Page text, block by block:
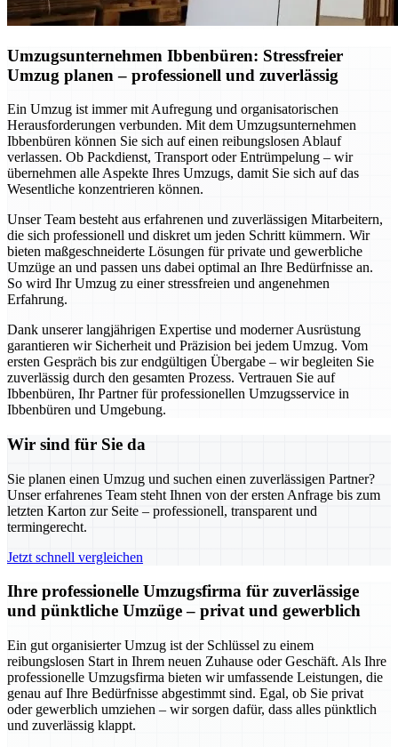
Umzugsunternehmen Ibbenbüren: Stressfreier
Umzug planen – professionell und zuverlässig
Ein Umzug ist immer mit Aufregung und organisatorischen
Herausforderungen verbunden. Mit dem Umzugsunternehmen
Ibbenbüren können Sie sich auf einen reibungslosen Ablauf
verlassen. Ob Packdienst, Transport oder Entrümpelung – wir
übernehmen alle Aspekte Ihres Umzugs, damit Sie sich auf das
Wesentliche konzentrieren können.
Unser Team besteht aus erfahrenen und zuverlässigen Mitarbeitern,
die sich professionell und diskret um jeden Schritt kümmern. Wir
bieten maßgeschneiderte Lösungen für private und gewerbliche
Umzüge an und passen uns dabei optimal an Ihre Bedürfnisse an.
So wird Ihr Umzug zu einer stressfreien und angenehmen
Erfahrung.
Dank unserer langjährigen Expertise und moderner Ausrüstung
garantieren wir Sicherheit und Präzision bei jedem Umzug. Vom
ersten Gespräch bis zur endgültigen Übergabe – wir begleiten Sie
zuverlässig durch den gesamten Prozess. Vertrauen Sie auf
Ibbenbüren, Ihr Partner für professionellen Umzugsservice in
Ibbenbüren und Umgebung.
Wir sind für Sie da
Sie planen einen Umzug und suchen einen zuverlässigen Partner?
Unser erfahrenes Team steht Ihnen von der ersten Anfrage bis zum
letzten Karton zur Seite – professionell, transparent und
termingerecht.
Jetzt schnell vergleichen
Ihre professionelle Umzugsfirma für zuverlässige
und pünktliche Umzüge – privat und gewerblich
Ein gut organisierter Umzug ist der Schlüssel zu einem
reibungslosen Start in Ihrem neuen Zuhause oder Geschäft. Als Ihre
professionelle Umzugsfirma bieten wir umfassende Leistungen, die
genau auf Ihre Bedürfnisse abgestimmt sind. Egal, ob Sie privat
oder gewerblich umziehen – wir sorgen dafür, dass alles pünktlich
und zuverlässig klappt.